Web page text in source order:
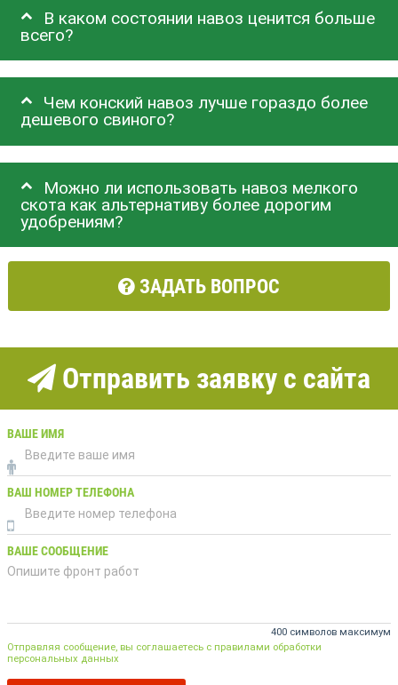
В каком состоянии навоз ценится больше
всего?
Чем конский навоз лучше гораздо более
дешевого свиного?
Можно ли использовать навоз мелкого
скота как альтернативу более дорогим
удобрениям?
ЗАДАТЬ ВОПРОС
Отправить заявку с сайта
ВАШЕ ИМЯ
ВАШ НОМЕР ТЕЛЕФОНА
ВАШЕ СООБЩЕНИЕ
400 символов максимум
Отправляя сообщение, вы соглашаетесь с правилами обработки
персональных данных